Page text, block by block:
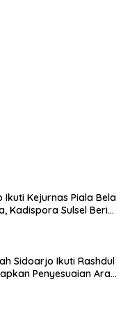
Ikuti Kejurnas Piala Bela
Kadispora Sulsel Beri
Sidoarjo Ikuti Rashdul
Penyesuaian Arah